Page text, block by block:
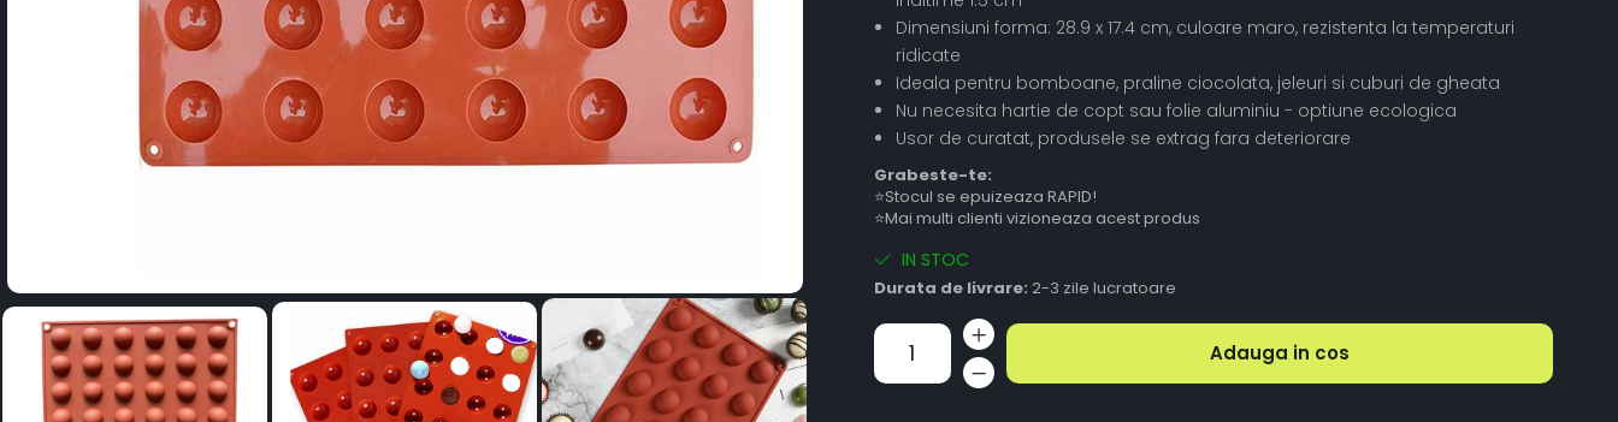
Dimensiuni forma: 28.9 x 17.4 cm, culoare maro, rezistenta la temperaturi
ridicate
Ideala pentru bomboane, praline ciocolata, jeleuri si cuburi de gheata
Nu necesita hartie de copt sau folie aluminiu - optiune ecologica
Usor de curatat, produsele se extrag fara deteriorare
Grabeste-te:
⭐Stocul se epuizeaza RAPID!
⭐Mai multi clienti vizioneaza acest produs
IN STOC
Durata de livrare: 2-3 zile lucratoare
Adauga in cos